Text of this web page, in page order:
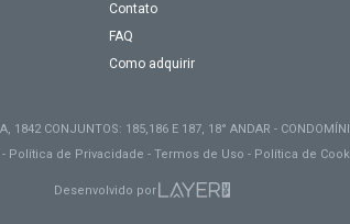
Contato
FAQ
Como adquirir
1842 CONJUNTOS: 185,186 E 187, 18° ANDAR -
Política de Privacidade - Termos de Uso - Política de
Desenvolvido por